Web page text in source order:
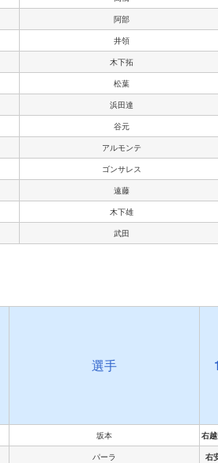
阿部
井領
木下拓
松葉
浜田達
谷元
アルモンテ
ゴンサレス
遠藤
木下雄
武田
選手
坂本
右
パーラ
右